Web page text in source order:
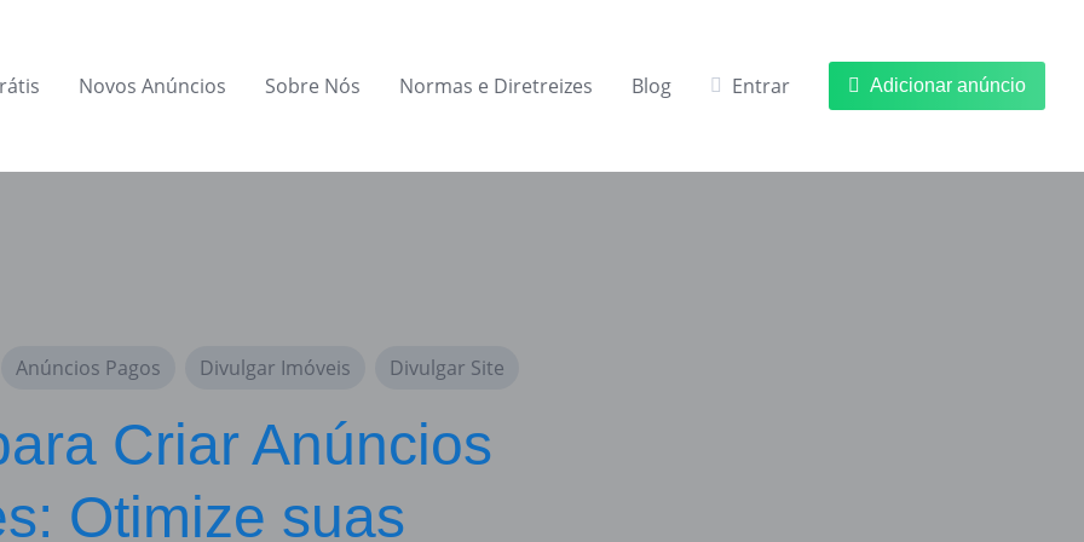
Novos Anúncios Sobre Nós Normas e Diretreizes Blog Entrar Adicionar anúncio
Anúncios Pagos Divulgar Imóveis Divulgar Site
Criar Anúncios
Otimize suas